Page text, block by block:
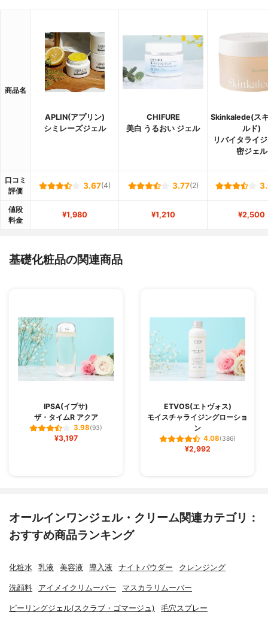
商品名
APLIN(アプリン)
シミレーズジェル
CHIFURE
美白 うるおい ジェル
Skinkalede(ス
ルド)
リバイタライ
密ジェル
口コミ
評価
3.67(4) 3.77(2)
値段
料金
¥1,980 ¥1,210 ¥2,500
基礎化粧品の関連商品
IPSA(イプサ)
ザ・タイムR アクア
3.98(93)
¥3,197
ETVOS(エトヴォス)
モイスチャライジングローショ
ン
4.08(386)
¥2,992
オールインワンジェル・クリーム関連カテゴリ：
おすすめ商品ランキング
化粧水 乳液 美容液 導入液 ナイトパウダー クレンジング
洗顔料 アイメイクリムーバー マスカラリムーバー
ピーリングジェル(スクラブ・ゴマージュ) 毛穴スプレー